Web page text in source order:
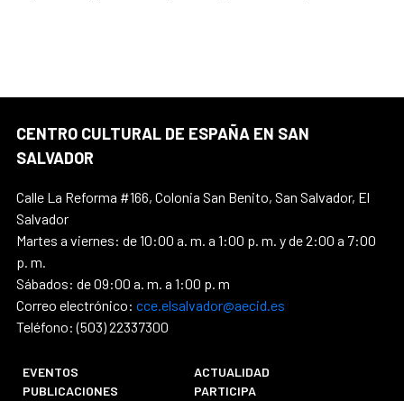
CENTRO CULTURAL DE ESPAÑA EN SAN
SALVADOR
Calle La Reforma #166, Colonia San Benito, San Salvador, El
Salvador
Martes a viernes: de 10:00 a. m. a 1:00 p. m. y de 2:00 a 7:00
p. m.
Sábados: de 09:00 a. m. a 1:00 p. m
Correo electrónico: cce.elsalvador@aecid.es
Teléfono: (503) 22337300
EVENTOS
ACTUALIDAD
PUBLICACIONES
PARTICIPA